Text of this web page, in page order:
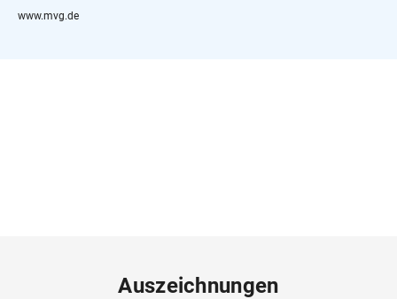
www.mvg.de
Auszeichnungen